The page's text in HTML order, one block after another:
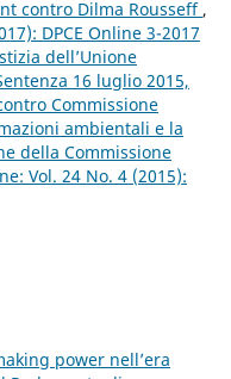
contro Dilma Rousseff ,
DPCE Online 3-2017
dell’Unione
16 luglio 2015,
Commissione
ambientali e la
della Commissione
Vol. 24 No. 4 (2015):
power nell’era